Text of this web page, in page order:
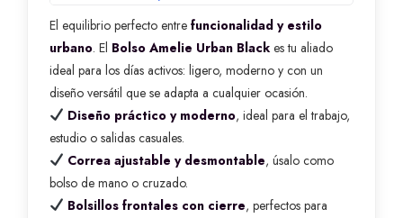
El equilibrio perfecto entre funcionalidad y estilo
urbano. El Bolso Amelie Urban Black es tu aliado
ideal para los días activos: ligero, moderno y con un
diseño versátil que se adapta a cualquier ocasión.
Diseño práctico y moderno, ideal para el trabajo,
estudio o salidas casuales.
Correa ajustable y desmontable, úsalo como
bolso de mano o cruzado.
Bolsillos frontales con cierre, perfectos para